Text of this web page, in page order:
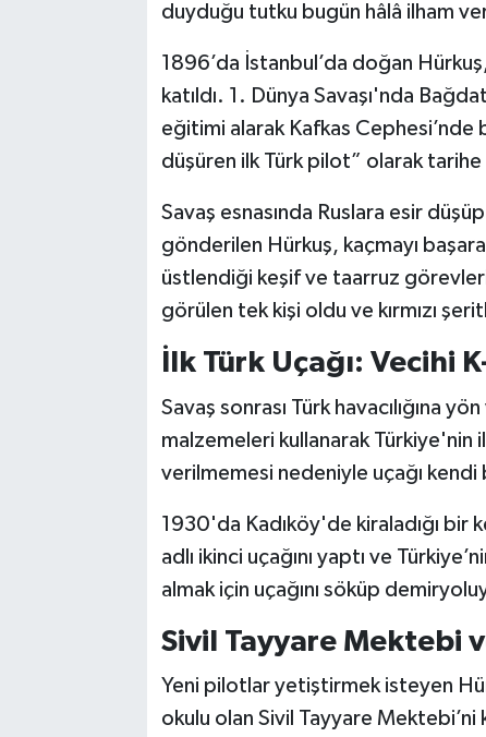
duyduğu tutku bugün hâlâ ilham
1896’da İstanbul’da doğan
katıldı. 1. Dünya Savaşı'nda
eğitimi alarak Kafkas Cephesi’nde
düşüren ilk Türk pilot” olarak
Savaş esnasında Ruslara esir
gönderilen Hürkuş, kaçmayı
üstlendiği keşif ve taarruz
görülen tek kişi oldu ve kırmızı
İlk Türk Uçağı: Vecihi
Savaş sonrası Türk havacılığına
malzemeleri kullanarak Türkiye'nin
verilmemesi nedeniyle uçağı kendi
1930'da Kadıköy'de kiraladığı bir
adlı ikinci uçağını yaptı ve
almak için uçağını söküp
Sivil Tayyare Mektebi
Yeni pilotlar yetiştirmek isteyen
okulu olan Sivil Tayyare Mektebi’ni